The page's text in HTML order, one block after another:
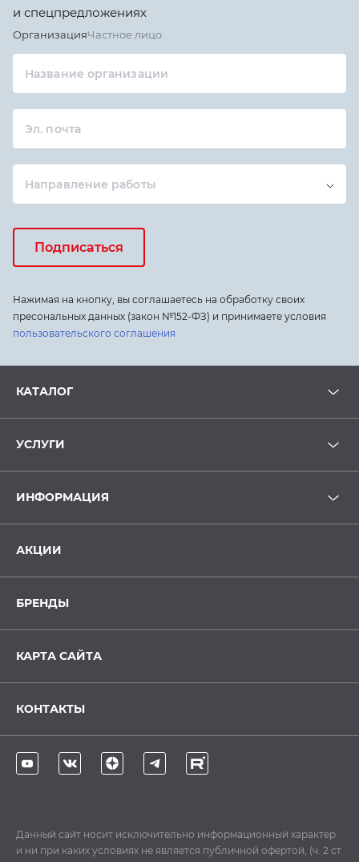
и спецпредложениях
ОрганизацияЧастное лицо
Название организации
Эл. почта
Направление работы
Подписаться
Нажимая на кнопку, вы соглашаетесь на обработку своих
пресональных данных (закон №152-ФЗ) и принимаете условия
пользовательского соглашения
КАТАЛОГ
УСЛУГИ
ИНФОРМАЦИЯ
АКЦИИ
БРЕНДЫ
КАРТА САЙТА
КОНТАКТЫ
Данный сайт носит исключительно информационный характер
и ни при каких условиях не является публичной офертой, (ч. 2 ст.